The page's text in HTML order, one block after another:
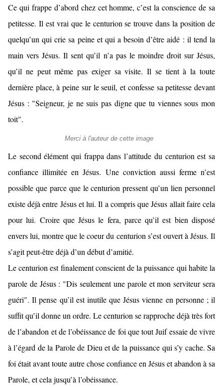
Ce qui frappe d’abord chez cet homme, c’est la conscience de sa
petitesse. Il est vrai que le centurion se trouve dans la position de
quelqu’un qui crie sa peine et qui a besoin d’être aidé : il tend la
main vers Jésus. Il sent qu’il n’a pas le moindre droit sur Jésus,
qu’il ne peut même pas exiger sa visite. Il se tient à la toute
dernière place, à peine sur le seuil, et confesse sa petitesse devant
Jésus : "Seigneur, je ne suis pas digne que tu viennes sous mon
toit".
Merci à l'auteur de cette image
Le second élément qui frappa dans l’attitude du centurion est sa
confiance illimitée en Jésus. Une conviction aussi ferme n’est
possible que parce que le centurion pressent qu’un lien personnel
existe déjà entre Jésus et lui. Il a compris que Jésus allait faire cela
pour lui. Croire que Jésus le fera, parce qu’il est bien disposé
envers lui, montre que le coeur du centurion s’est ouvert à Jésus. Il
s’agit peut-être déjà d’un début d’amitié.
Le centurion est finalement conscient de la puissance qui habite la
parole de Jésus : "Dis seulement une parole et mon serviteur sera
guéri". Il pense qu’il est inutile que Jésus vienne en personne ; il
suffit qu’il donne un ordre. Le centurion se rapproche déjà très fort
de l’abandon et de l’obéissance de foi que tout Juif essaie de vivre
à l’égard de la Parole de Dieu et de la puissance qui s’y cache. Sa
foi était avant toute autre chose confiance en Jésus et abandon à sa
Parole, et cela jusqu’à l’obéissance.